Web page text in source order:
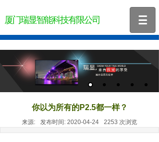
你以为所有的P2.5都一样？
来源: 发布时间: 2020-04-24 2253 次浏览
厦门瑞显智能科技有限公司